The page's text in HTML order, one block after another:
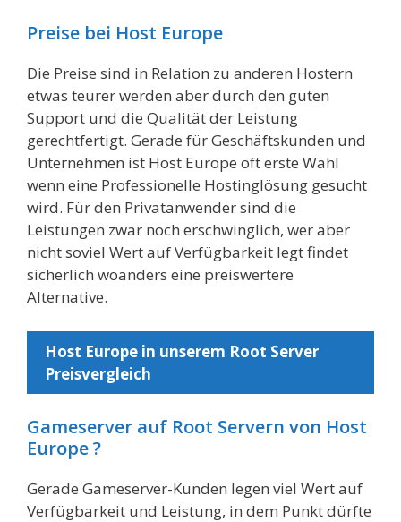
Preise bei Host Europe
Die Preise sind in Relation zu anderen Hostern
etwas teurer werden aber durch den guten
Support und die Qualität der Leistung
gerechtfertigt. Gerade für Geschäftskunden und
Unternehmen ist Host Europe oft erste Wahl
wenn eine Professionelle Hostinglösung gesucht
wird. Für den Privatanwender sind die
Leistungen zwar noch erschwinglich, wer aber
nicht soviel Wert auf Verfügbarkeit legt findet
sicherlich woanders eine preiswertere
Alternative.
Host Europe in unserem Root Server
Preisvergleich
Gameserver auf Root Servern von Host
Europe ?
Gerade Gameserver-Kunden legen viel Wert auf
Verfügbarkeit und Leistung, in dem Punkt dürfte